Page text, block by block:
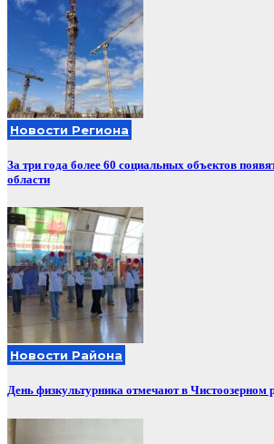
Новости Региона
За три года более 60 социальных объектов
области
Новости Района
День физкультурника отмечают в Чистоозерном